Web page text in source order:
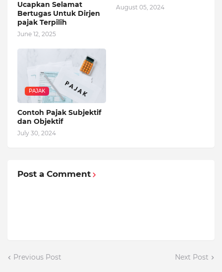
Ucapkan Selamat
Bertugas Untuk Dirjen
pajak Terpilih
June 12, 2025
August 05, 2024
PAJAK
Contoh Pajak Subjektif
dan Objektif
July 30, 2024
Post a Comment
Previous Post Next Post